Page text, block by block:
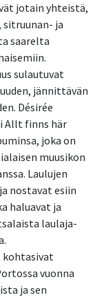
jotain yhteistä,
ja
saarelta
sulautuvat
jännittävän
Désirée
Allt finns här
joka on
muusikon
Laulujen
nostavat esiin
haluavat ja
laulaja-
kohtasivat
vuonna
ja sen